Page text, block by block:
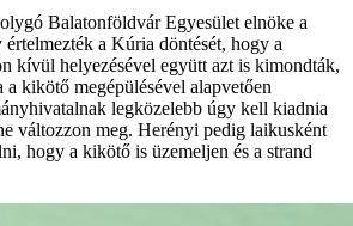
Balatonföldvár Egyesület elnöke a
a Kúria döntését, hogy a
kívül helyezésével együtt azt is kimondták,
kikötő megépülésével alapvetően
legközelebb úgy kell kiadnia
változzon meg. Herényi pedig laikusként
hogy a kikötő is üzemeljen és a strand